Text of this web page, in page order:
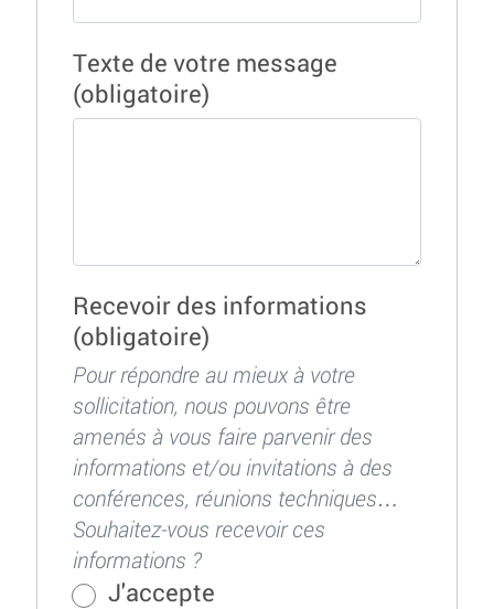
Texte de votre message
(obligatoire)
Recevoir des informations
(obligatoire)
Pour répondre au mieux à votre
sollicitation, nous pouvons être
amenés à vous faire parvenir des
informations et/ou invitations à des
conférences, réunions techniques…
Souhaitez-vous recevoir ces
informations ?
J'accepte